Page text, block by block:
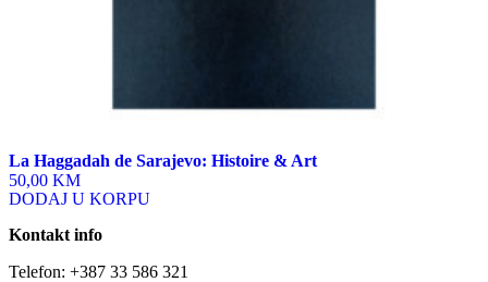
La Haggadah de Sarajevo: Histoire & Art
50,00 KM
DODAJ U KORPU
Kontakt info
Telefon: +387 33 586 321